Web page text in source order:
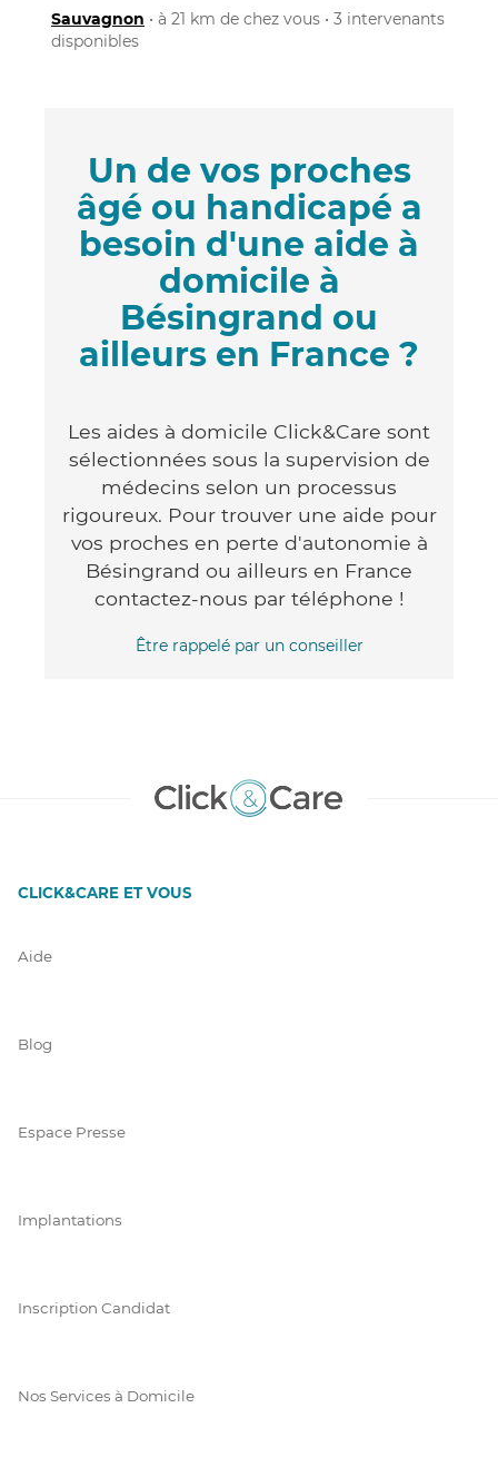
Sauvagnon • à 21 km de chez vous • 3 intervenants
disponibles
Un de vos proches
âgé ou handicapé a
besoin d'une aide à
domicile à
Bésingrand ou
ailleurs en France ?
Les aides à domicile Click&Care sont
sélectionnées sous la supervision de
médecins selon un processus
rigoureux. Pour trouver une aide pour
vos proches en perte d'autonomie à
Bésingrand ou ailleurs en France
contactez-nous par téléphone !
Être rappelé par un conseiller
CLICK&CARE ET VOUS
Aide
Blog
Espace Presse
Implantations
Inscription Candidat
Nos Services à Domicile